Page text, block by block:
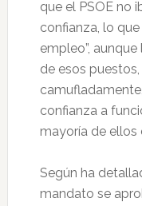
que el PSOE no
confianza, lo
empleo”,
de esos
confianza a
mayoría de ellos
Según ha
mandato se